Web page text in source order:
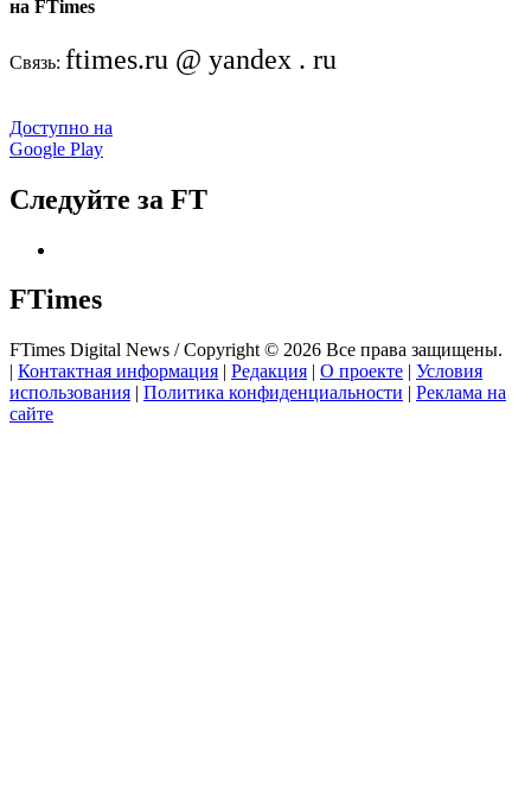
на FTimes
Связь: ftimes.ru @ yandex . ru
Доступно на
Google Play
Следуйте за FT
FTimes
FTimes Digital News / Copyright © 2026 Все права защищены.
| Контактная информация | Редакция | О проекте | Условия
использования | Политика конфиденциальности | Реклама на
сайте